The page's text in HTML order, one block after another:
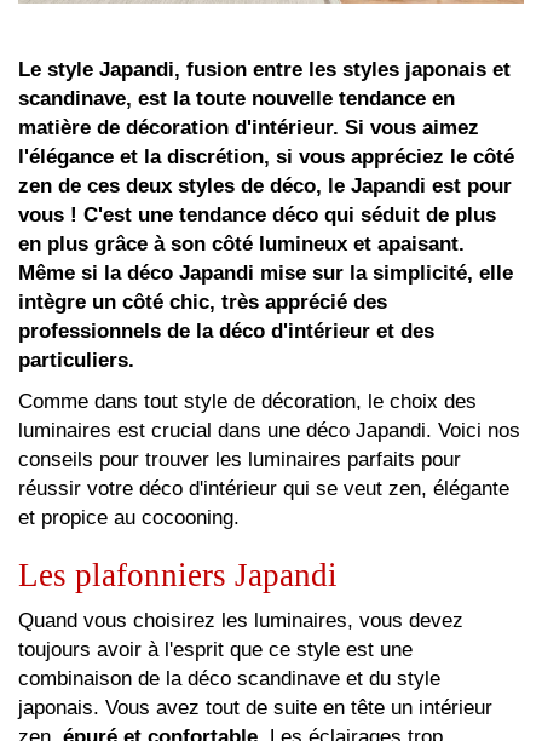
Le style Japandi, fusion entre les styles japonais et
scandinave, est la toute nouvelle tendance en
matière de décoration d'intérieur. Si vous aimez
l'élégance et la discrétion, si vous appréciez le côté
zen de ces deux styles de déco, le Japandi est pour
vous ! C'est une tendance déco qui séduit de plus
en plus grâce à son côté lumineux et apaisant.
Même si la déco Japandi mise sur la simplicité, elle
intègre un côté chic, très apprécié des
professionnels de la déco d'intérieur et des
particuliers.
Comme dans tout style de décoration, le choix des
luminaires est crucial dans une déco Japandi. Voici nos
conseils pour trouver les luminaires parfaits pour
réussir votre déco d'intérieur qui se veut zen, élégante
et propice au cocooning.
Les plafonniers Japandi
Quand vous choisirez les luminaires, vous devez
toujours avoir à l'esprit que ce style est une
combinaison de la déco scandinave et du style
japonais. Vous avez tout de suite en tête un intérieur
zen, épuré et confortable. Les éclairages trop